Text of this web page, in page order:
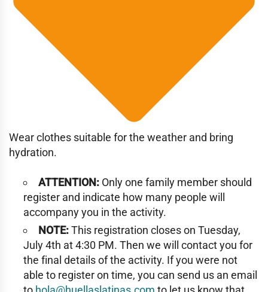
Wear clothes suitable for the weather and bring
hydration.
ATTENTION: Only one family member should
register and indicate how many people will
accompany you in the activity.
NOTE:This registration closes on Tuesday,
July 4th at 4:30 PM. Then we will contact you for
the final details of the activity. If you were not
able to register on time, you can send us an email